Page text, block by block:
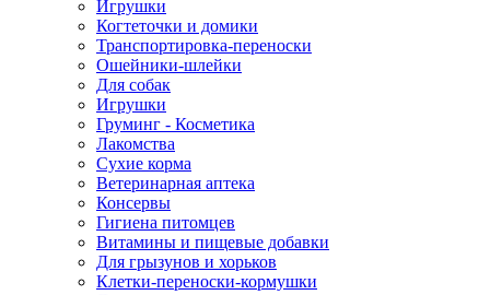
Игрушки
Когтеточки и домики
Транспортировка-переноски
Ошейники-шлейки
Для собак
Игрушки
Груминг - Косметика
Лакомства
Сухие корма
Ветеринарная аптека
Консервы
Гигиена питомцев
Витамины и пищевые добавки
Для грызунов и хорьков
Клетки-переноски-кормушки